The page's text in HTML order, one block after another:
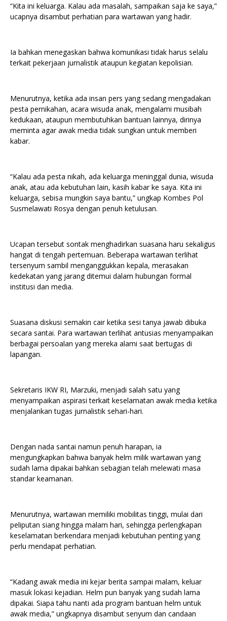
“Kita ini keluarga. Kalau ada masalah, sampaikan saja ke saya,”
ucapnya disambut perhatian para wartawan yang hadir.
Ia bahkan menegaskan bahwa komunikasi tidak harus selalu
terkait pekerjaan jurnalistik ataupun kegiatan kepolisian.
Menurutnya, ketika ada insan pers yang sedang mengadakan
pesta pernikahan, acara wisuda anak, mengalami musibah
kedukaan, ataupun membutuhkan bantuan lainnya, dirinya
meminta agar awak media tidak sungkan untuk memberi
kabar.
“Kalau ada pesta nikah, ada keluarga meninggal dunia, wisuda
anak, atau ada kebutuhan lain, kasih kabar ke saya. Kita ini
keluarga, sebisa mungkin saya bantu,” ungkap Kombes Pol
Susmelawati Rosya dengan penuh ketulusan.
Ucapan tersebut sontak menghadirkan suasana haru sekaligus
hangat di tengah pertemuan. Beberapa wartawan terlihat
tersenyum sambil menganggukkan kepala, merasakan
kedekatan yang jarang ditemui dalam hubungan formal
institusi dan media.
Suasana diskusi semakin cair ketika sesi tanya jawab dibuka
secara santai. Para wartawan terlihat antusias menyampaikan
berbagai persoalan yang mereka alami saat bertugas di
lapangan.
Sekretaris IKW RI, Marzuki, menjadi salah satu yang
menyampaikan aspirasi terkait keselamatan awak media ketika
menjalankan tugas jurnalistik sehari-hari.
Dengan nada santai namun penuh harapan, ia
mengungkapkan bahwa banyak helm milik wartawan yang
sudah lama dipakai bahkan sebagian telah melewati masa
standar keamanan.
Menurutnya, wartawan memiliki mobilitas tinggi, mulai dari
peliputan siang hingga malam hari, sehingga perlengkapan
keselamatan berkendara menjadi kebutuhan penting yang
perlu mendapat perhatian.
“Kadang awak media ini kejar berita sampai malam, keluar
masuk lokasi kejadian. Helm pun banyak yang sudah lama
dipakai. Siapa tahu nanti ada program bantuan helm untuk
awak media,” ungkapnya disambut senyum dan candaan